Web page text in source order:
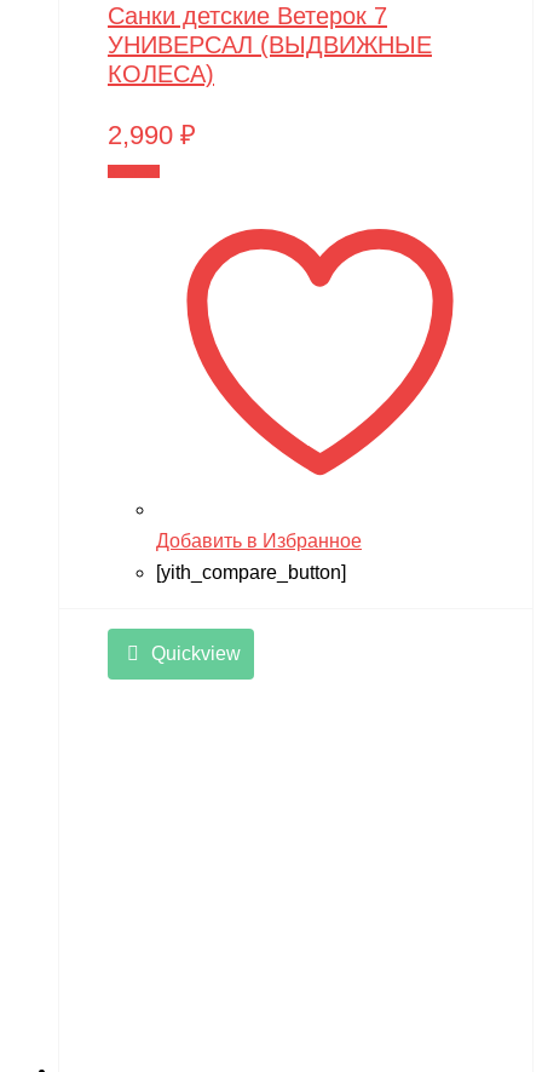
Санки детские Ветерок 7
УНИВЕРСАЛ (ВЫДВИЖНЫЕ
КОЛЕСА)
2,990 ₽
Добавить в Избранное
[yith_compare_button]
Quickview